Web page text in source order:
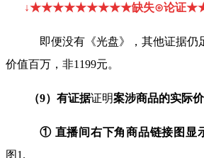
↓★★★★★★★★★缺失⊙论证
即便没有《光盘》，其他证据仍
价值百万，非1199元。
（9） 有证据证明案涉商品的实际
① 直播间右下角商品链接图显
图1.